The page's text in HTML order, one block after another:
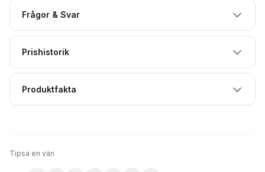
Frågor & Svar
Prishistorik
Produktfakta
Tipsa en vän